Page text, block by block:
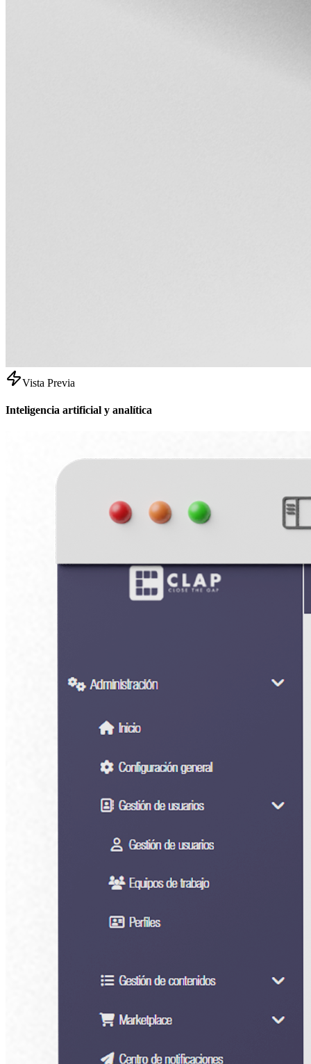
Vista Previa
Inteligencia artificial y analítica